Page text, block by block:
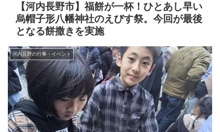
【河内長野市】福餅が一杯！ひとあし早い
烏帽子形八幡神社のえびす祭。今回が最後
となる餅撒きを実施
河内長野の行事・イベント